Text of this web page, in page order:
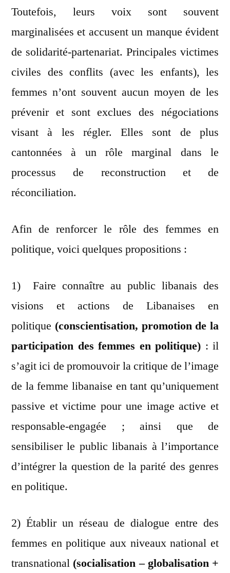
Toutefois, leurs voix sont souvent
marginalisées et accusent un manque évident
de solidarité-partenariat. Principales victimes
civiles des conflits (avec les enfants), les
femmes n’ont souvent aucun moyen de les
prévenir et sont exclues des négociations
visant à les régler. Elles sont de plus
cantonnées à un rôle marginal dans le
processus de reconstruction et de
réconciliation.
Afin de renforcer le rôle des femmes en
politique, voici quelques propositions :
1) Faire connaître au public libanais des
visions et actions de Libanaises en
politique (conscientisation, promotion de la
participation des femmes en politique) : il
s’agit ici de promouvoir la critique de l’image
de la femme libanaise en tant qu’uniquement
passive et victime pour une image active et
responsable-engagée ; ainsi que de
sensibiliser le public libanais à l’importance
d’intégrer la question de la parité des genres
en politique.
2) Établir un réseau de dialogue entre des
femmes en politique aux niveaux national et
transnational (socialisation – globalisation +